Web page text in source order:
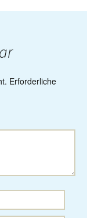
Erforderliche